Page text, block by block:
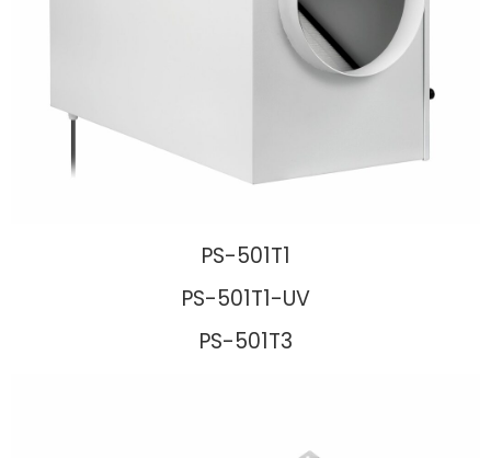
PS-501T1
PS-501T1-UV
PS-501T3